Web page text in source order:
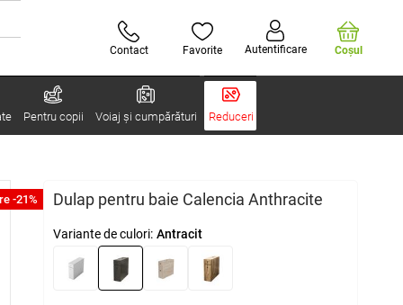
Contact Favorite Autentificare Coşul
Pentru copii Voiaj și cumpărături Reduceri
-21% Dulap pentru baie Calencia Anthracite
Variante de culori: Antracit